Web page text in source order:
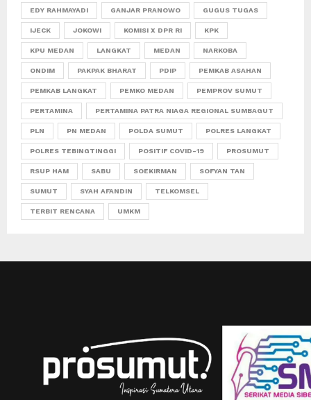
EDY RAHMAYADI GANJAR PRANOWO GUGUS TUGAS
IJECK JOKOWI KOMISI X DPR RI KPK
KPU MEDAN LANGKAT MEDAN NARKOBA
ONDIM PAKPAK BHARAT PDIP PEMKAB ASAHAN
PEMKAB LANGKAT PEMKO MEDAN PEMPROV SUMUT
PERTAMINA PERTAMINA PATRA NIAGA REGIONAL SUMBAGUT
PLN PN MEDAN POLDA SUMUT POLRES LANGKAT
POLRES TEBINGTINGGI POSITIF COVID-19 PROSUMUT
RSUP HAM SABU SOEKIRMAN SOFYAN TAN
SUMUT SYAH AFANDIN TELKOMSEL
TERBIT RENCANA UMKM